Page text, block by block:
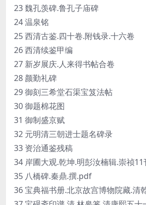
23 魏孔羡碑.鲁孔子庙碑
24 温泉铭
25 西清古鉴.四十卷.附钱录.十六卷
26 西清续鉴甲编
27 新岁展庆.人来得书帖合卷
28 颜勤礼碑
29 御刻三希堂石渠宝笈法帖
30 御题棉花图
31 御制盛京赋
32 元明清三朝进士题名碑录
33 资治通鉴残稿
34 岸圃大观.乾坤.明彭汝楠辑.崇祯
35 八橋碑.秦鼎.撰.pdf
36 宝典福书册.北京故宫博物院藏.清